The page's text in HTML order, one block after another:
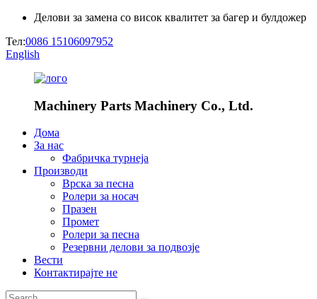
Делови за замена со висок квалитет за багер и булдожер
Тел:0086 15106097952
English
Machinery Parts Machinery Co., Ltd.
Дома
За нас
Фабричка турнеја
Производи
Врска за песна
Ролери за носач
Празен
Промет
Ролери за песна
Резервни делови за подвозје
Вести
Контактирајте не